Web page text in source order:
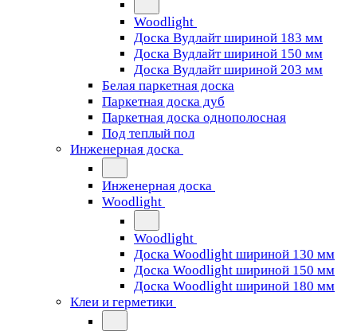
Woodlight
Доска Вудлайт шириной 183 мм
Доска Вудлайт шириной 150 мм
Доска Вудлайт шириной 203 мм
Белая паркетная доска
Паркетная доска дуб
Паркетная доска однополосная
Под теплый пол
Инженерная доска
Инженерная доска
Woodlight
Woodlight
Доска Woodlight шириной 130 мм
Доска Woodlight шириной 150 мм
Доска Woodlight шириной 180 мм
Клеи и герметики